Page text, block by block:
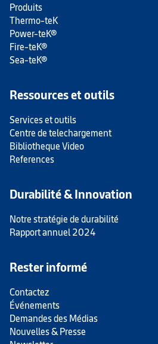
Produits
Thermo-teK
Power-teK®
Fire-teK®
Sea-teK®
Ressources et outils
Services et outils
Centre de telechargement
Bibliotheque Video
References
Durabilité & Innovation
Notre stratégie de durabilité
Rapport annuel 2024
Rester informé
Contactez
Événements
Demandes des Médias
Nouvelles & Presse